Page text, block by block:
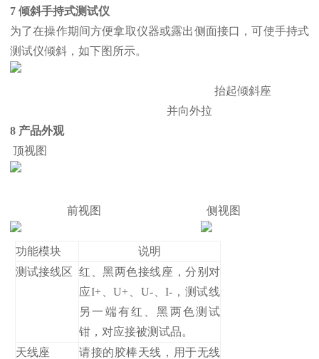
7 倾斜手持式测试仪
为了在操作期间方便拿取仪器或露出侧面接口，可使手持式
测试仪倾斜，如下图所示。
抬起倾斜座
并向外拉
8 产品外观
顶视图
前视图 侧视图
功能模块
说明
测试接线区 红、黑两色接线座，分别对
应I+、U+、U-、I-，测试线
另一端有红、黑两色测试
钳，对应接被测试品。
天线座
请接的胶棒天线，用于无线